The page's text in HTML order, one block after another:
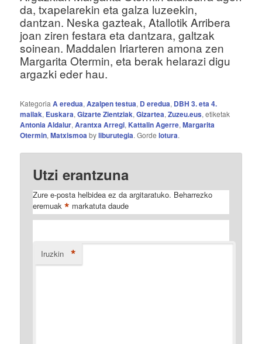
da, txapelarekin eta galza luzeekin,
dantzan. Neska gazteak, Atallotik Arribera
joan ziren festara eta dantzara, galtzak
soinean. Maddalen Iriarteren amona zen
Margarita Otermin, eta berak helarazi digu
argazki eder hau.
KategoriaA eredua,Azalpen testua, D eredua, DBH 3. eta 4.
mailak, Euskara,Gizarte Zientziak,Gizartea,Zuzeu.eus, etiketak
Antonia Aldalur,Arantxa Arregi, Kattalin Agerre,Margarita
Otermin,Matxismoabyliburutegia. Gordelotura.
Utzi erantzuna
Zure e-posta helbidea ez da argitaratuko. Beharrezko
eremuak* markatuta daude
Iruzkin *